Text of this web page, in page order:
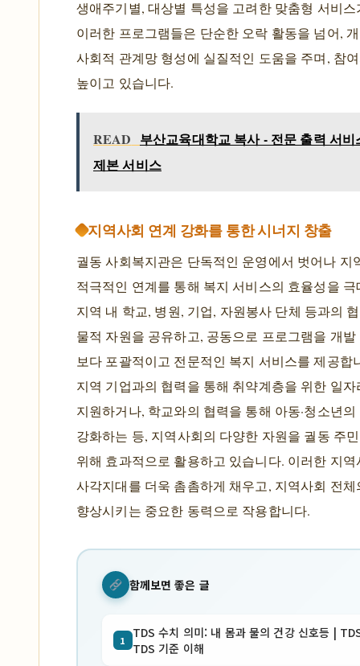
생애주기별, 대상별 특성을 고려한 맞춤형 서비
이러한 프로그램들은 단순한 오락 활동을 넘어,
사회적 관계망 형성에 실질적인 도움을 주며, 참
높이고 있습니다.
READ 부산교육대학교 복사 - 전문 출력 서
제본 서비스
지역사회 연계 강화를 통한 시너지 창출
궐동 사회복지관은 단독적인 운영에서 벗어나 지
적극적인 연계를 통해 복지 서비스의 효율성을
지역 내 학교, 병원, 기업, 자원봉사 단체 등과의
물적 자원을 공유하고, 공동으로 프로그램을 개
보다 포괄적이고 전문적인 복지 서비스를 제공합
지역 기업과의 협력을 통해 취약계층을 위한 일
지원하거나, 학교와의 협력을 통해 아동·청소년
강화하는 등, 지역사회의 다양한 자원을 궐동 주
위해 효과적으로 활용하고 있습니다. 이러한 지
사각지대를 더욱 촘촘하게 채우고, 지역사회 전
향상시키는 중요한 동력으로 작용합니다.
함께보면 좋은 글
1 TDS 수치 의미: 내 몸과 물의 건강 신호등 |
TDS 기준 이해